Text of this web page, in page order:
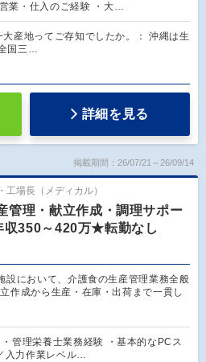
営業・仕入のご経験 ・大…
産地ってご存知でしたか。： 沖縄は生
国三…
詳細を見る
掲載期間：26/07/21～26/09/14
場長（メディカル）
管理・献立作成・調理サポー
収350～420万★転勤なし
設において、介護食の生産管理業務全般
作成から生産・在庫・出荷まで一貫し
・管理栄養士業務経験 ・基本的なPCス
入力作業レベル…